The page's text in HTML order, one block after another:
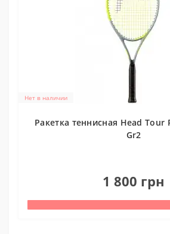
Нет в наличии
Ракетка теннисная Head Tour
Gr2
1 800 грн